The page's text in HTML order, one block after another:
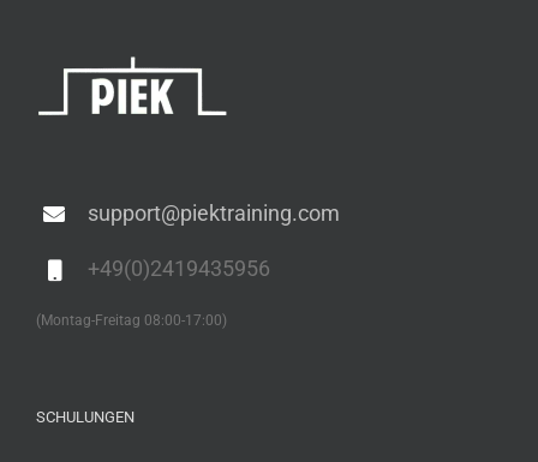
support@piektraining.com
+49(0)2419435956
(Montag-Freitag 08:00-17:00)
SCHULUNGEN